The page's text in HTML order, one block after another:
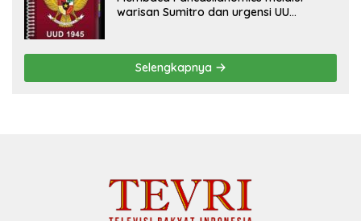
warisan Sumitro dan urgensi UU
Selengkapnya